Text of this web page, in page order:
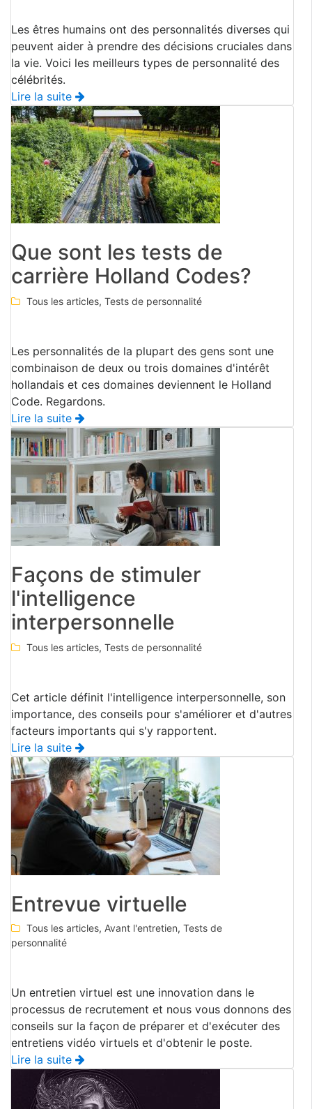
Les êtres humains ont des personnalités diverses qui
peuvent aider à prendre des décisions cruciales dans
la vie. Voici les meilleurs types de personnalité des
célébrités.
Lire la suite
Que sont les tests de
carrière Holland Codes?
Tous les articles, Tests de personnalité
Les personnalités de la plupart des gens sont une
combinaison de deux ou trois domaines d'intérêt
hollandais et ces domaines deviennent le Holland
Code. Regardons.
Lire la suite
Façons de stimuler
l'intelligence
interpersonnelle
Tous les articles, Tests de personnalité
Cet article définit l'intelligence interpersonnelle, son
importance, des conseils pour s'améliorer et d'autres
facteurs importants qui s'y rapportent.
Lire la suite
Entrevue virtuelle
Tous les articles, Avant l'entretien, Tests de
personnalité
Un entretien virtuel est une innovation dans le
processus de recrutement et nous vous donnons des
conseils sur la façon de préparer et d'exécuter des
entretiens vidéo virtuels et d'obtenir le poste.
Lire la suite